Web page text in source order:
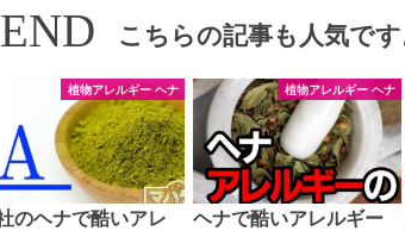
こちらの記事も人気です
植物アレルギー ヘナ
のヘナで酷いアレ
植物アレルギー ヘナ
ヘナで酷いアレルギー